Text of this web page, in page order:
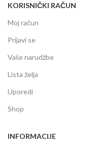
KORISNIČKI RAČUN
Moj račun
Prijavi se
Vaše narudžbe
Lista želja
Uporedi
Shop
INFORMACIJE